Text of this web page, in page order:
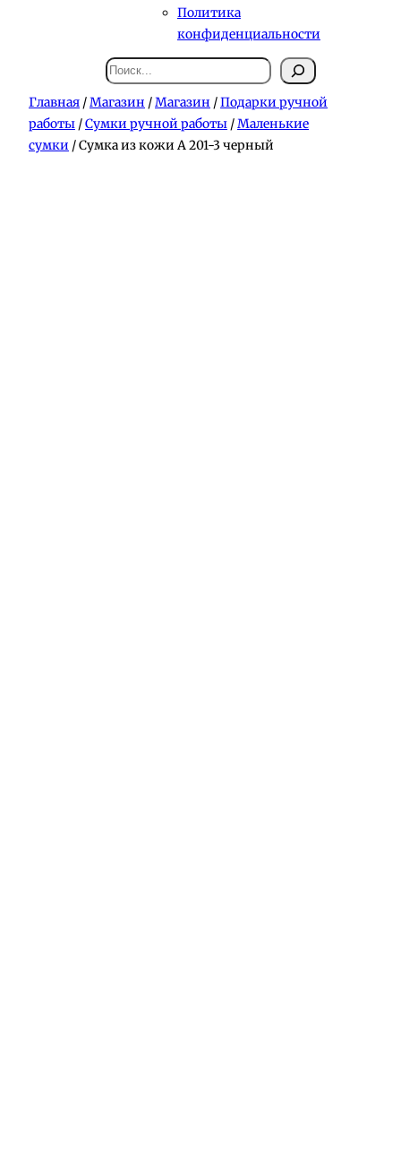
Политика
конфиденциальности
Поиск
Главная /Магазин /Магазин /Подарки ручной
работы /Сумки ручной работы /Маленькие
сумки / Сумка из кожи А 201-3 черный